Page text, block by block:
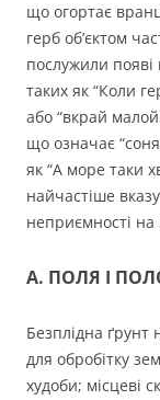
що огортає
герб об’єктом
послужили
таких як “Коли
або “вкрай
що означає
як “А море таки
найчастіше
неприємності на
А. ПОЛЯ І
Безплідна
для обробітку
худоби; місцеві